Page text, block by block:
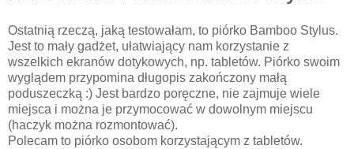
Ostatnią rzeczą, jaką testowałam, to piórko Bamboo Stylus.
Jest to mały gadżet, ułatwiający nam korzystanie z
wszelkich ekranów dotykowych, np. tabletów. Piórko swoim
wyglądem przypomina długopis zakończony małą
poduszeczką :) Jest bardzo poręczne, nie zajmuje wiele
miejsca i można je przymocować w dowolnym miejscu
(haczyk można rozmontować).
Polecam to piórko osobom korzystającym z tabletów.